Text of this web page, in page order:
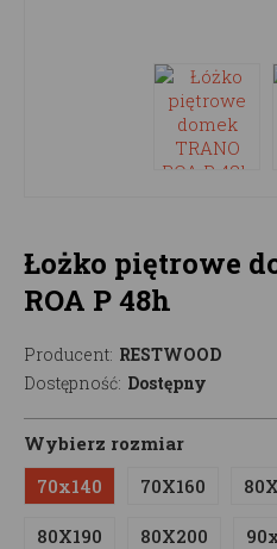
Łożko piętrowe
ROA P 48h
Producent: RESTWOOD
Dostępność: Dostępny
Wybierz rozmiar
70x140
70X160
80X190 80X200